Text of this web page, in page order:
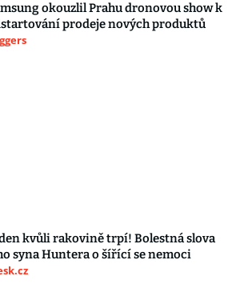
okouzlil Prahu dronovou show k
prodeje nových produktů
kvůli rakovině trpí! Bolestná slova
syna Huntera o šířící se nemoci